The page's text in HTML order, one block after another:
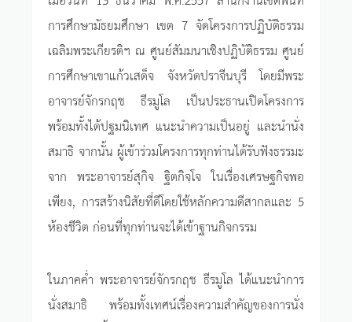
การศึกษามัธยมศึกษา เขต 7 จัดโครงการปฏิบัติธรรม
เฉลิมพระเกียรติฯ ณ ศูนย์สัมมนาเชิงปฏิบัติธรรม ศูนย์
การศึกษาเขาแก้วเสด็จ จังหวัดปราจีนบุรี โดยมีพระ
อาจารย์จักรกฤช ธีรมูโล เป็นประธานเปิดโครงการ
พร้อมทั้งได้ปฐมนิเทศ แนะนำความเป็นอยู่ และนำนั่ง
สมาธิ จากนั้น ผู้เข้าร่วมโครงการทุกท่านได้รับฟังธรรมะ
จาก พระอาจารย์สุกิจ ฐิตกิจฺโจ ในเรื่องเศรษฐกิจพอ
เพียง, การสร้างนิสัยที่ดีโดยใช้หลักความดีสากลและ 5
ห้องชีวิต ก่อนที่ทุกท่านจะได้เข้าฐานกิจกรรม
ในภาคค่ำ พระอาจารย์จักรกฤช ธีรมูโล ได้แนะนำการ
นั่งสมาธิ พร้อมทั้งเทศน์เรื่องความสำคัญของการนั่ง